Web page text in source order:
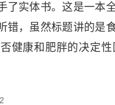
了实体书。这是一本
错，虽然标题讲的是
健康和肥胖的决定